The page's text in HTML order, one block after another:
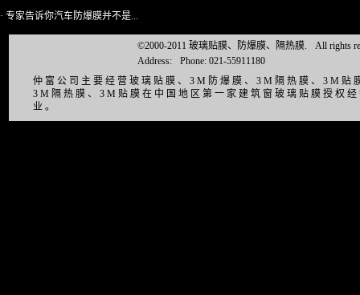
· 专家告诉你汽车防爆膜并不是...
©2000-2011 玻璃贴膜、防爆膜、隔热膜.
All rights
Address:
Phone: 021-55911180
仲富公司主要经营玻璃贴膜、3M防爆膜、3M隔热膜、3M
3M隔热膜、3M贴膜在中国地区第一家建筑窗玻璃贴膜授权
业。